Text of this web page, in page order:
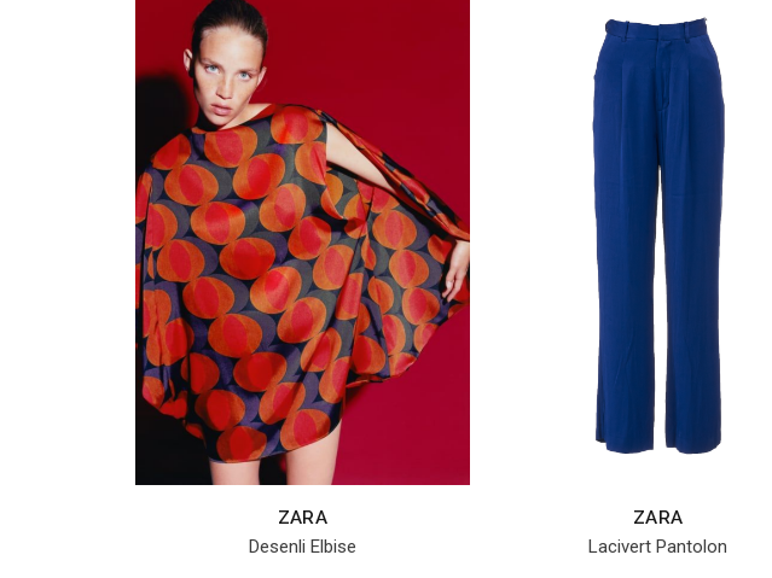
ZARA
Desenli Elbise
ZARA
Lacivert Pantolon